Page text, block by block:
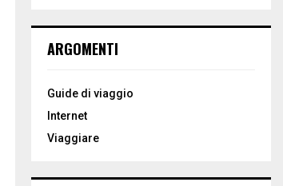
h
o
:
ARGOMENTI
Guide di viaggio
Internet
Viaggiare